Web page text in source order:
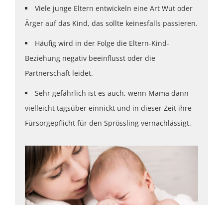
Viele junge Eltern entwickeln eine Art Wut oder
Ärger auf das Kind, das sollte keinesfalls passieren.
Häufig wird in der Folge die Eltern-Kind-
Beziehung negativ beeinflusst oder die
Partnerschaft leidet.
Sehr gefährlich ist es auch, wenn Mama dann
vielleicht tagsüber einnickt und in dieser Zeit ihre
Fürsorgepflicht für den Sprössling vernachlässigt.